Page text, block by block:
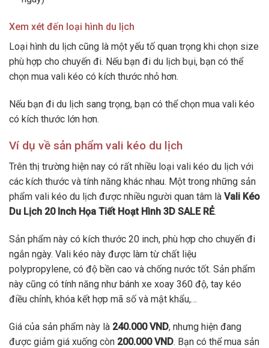
Xem xét đến loại hình du lịch
Loại hình du lịch cũng là một yếu tố quan trọng khi chọn size
phù hợp cho chuyến đi. Nếu bạn đi du lịch bụi, bạn có thể
chọn mua vali kéo có kích thước nhỏ hơn.
Nếu bạn đi du lịch sang trọng, bạn có thể chọn mua vali kéo
có kích thước lớn hơn.
Ví dụ về sản phẩm vali kéo du lịch
Trên thị trường hiện nay có rất nhiều loại vali kéo du lịch với
các kích thước và tính năng khác nhau. Một trong những sản
phẩm vali kéo du lịch được nhiều người quan tâm là Vali Kéo
Du Lịch 20 Inch Họa Tiết Hoạt Hình 3D SALE RẺ.
Sản phẩm này có kích thước 20 inch, phù hợp cho chuyến đi
ngắn ngày. Vali kéo này được làm từ chất liệu
polypropylene, có độ bền cao và chống nước tốt. Sản phẩm
này cũng có tính năng như bánh xe xoay 360 độ, tay kéo
điều chỉnh, khóa kết hợp mã số và mật khẩu,…
Giá của sản phẩm này là 240.000 VND, nhưng hiện đang
được giảm giá xuống còn 200.000 VND. Bạn có thể mua sản